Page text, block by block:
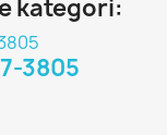
kategori:
3805